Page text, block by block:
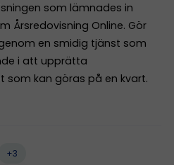
som lämnades in
Årsredovisning Online. Gör
en smidig tjänst som
i att upprätta
som kan göras på en kvart.
+3